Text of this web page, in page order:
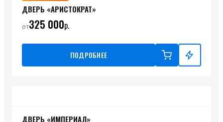
ДВЕРЬ «АРИСТОКРАТ»
от325 000р.
ПОДРОБНЕЕ
ДВЕРЬ «ИМПЕРИАЛ»